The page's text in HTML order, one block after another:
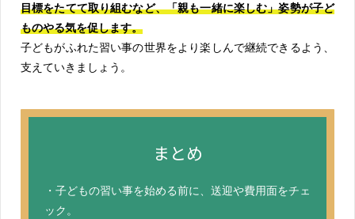
目標をたてて取り組むなど、「親も一緒に楽しむ」姿勢が子ど
ものやる気を促します。
子どもがふれた習い事の世界をより楽しんで継続できるよう、
支えていきましょう。
まとめ
・子どもの習い事を始める前に、送迎や費用面をチェ
ック。